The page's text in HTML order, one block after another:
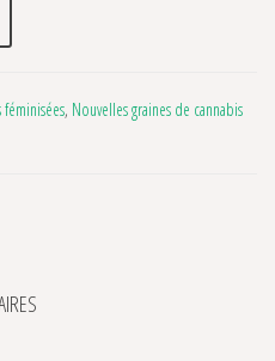
Grateful Seeds
féminisées, Nouvelles graines de cannabis